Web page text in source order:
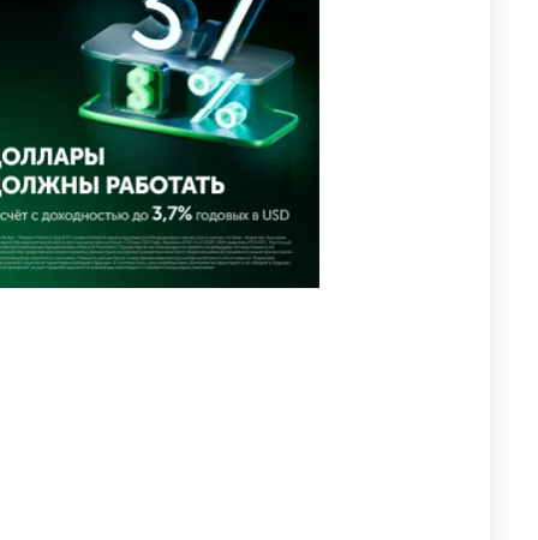
похищения зачитали в суде
2913 0 19
⚠️ Доброе утро, друзья!
Предлагаем обзор главных
новостей за 4 августа
2709 0 1
5
🗣Глава государства
направил телеграмму
соболезнования родным и